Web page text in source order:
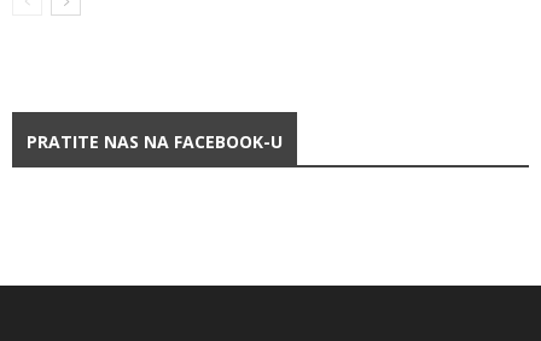
PRATITE NAS NA FACEBOOK-U